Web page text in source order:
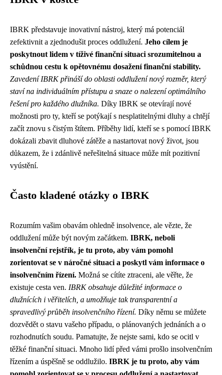
IBRK představuje inovativní nástroj, který má potenciál
zefektivnit a zjednodušit proces oddlužení. Jeho cílem je
poskytnout lidem v tíživé finanční situaci srozumitelnou a
schůdnou cestu k opětovnému dosažení finanční stability.
Zavedení IBRK přináší do oblasti oddlužení nový rozměr, který
staví na individuálním přístupu a snaze o nalezení optimálního
řešení pro každého dlužníka. Díky IBRK se otevírají nové
možnosti pro ty, kteří se potýkají s nesplatitelnými dluhy a chtějí
začít znovu s čistým štítem. Příběhy lidí, kteří se s pomocí IBRK
dokázali zbavit dluhové zátěže a nastartovat nový život, jsou
důkazem, že i zdánlivě neřešitelná situace může mít pozitivní
vyústění.
Často kladené otázky o IBRK
Rozumím vašim obavám ohledně insolvence, ale vězte, že
oddlužení může být novým začátkem. IBRK, neboli
insolvenční rejstřík, je tu proto, aby vám pomohl
zorientovat se v náročné situaci a poskytl vám informace o
insolvenčním řízení. Možná se cítíte ztraceni, ale věřte, že
existuje cesta ven. IBRK obsahuje důležité informace o
dlužnících i věřitelích, a umožňuje tak transparentní a
spravedlivý průběh insolvenčního řízení. Díky němu se můžete
dozvědět o stavu vašeho případu, o plánovaných jednáních a o
rozhodnutích soudu. Pamatujte, že nejste sami, kdo se ocitl v
těžké finanční situaci. Mnoho lidí před vámi prošlo insolvenčním
řízením a úspěšně se oddlužilo. IBRK je tu proto, aby vám